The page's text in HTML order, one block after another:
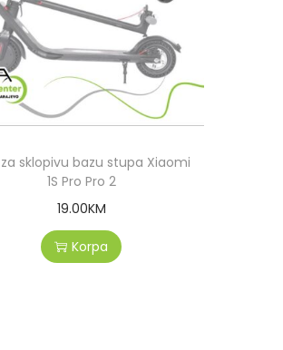
sklopivu bazu stupa Xiaomi
1S Pro Pro 2
19.00KM
Korpa